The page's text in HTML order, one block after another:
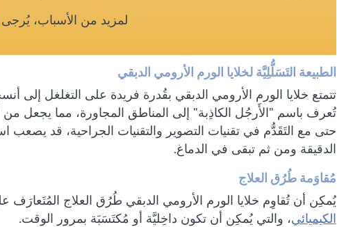
لمزيد من الأسباب، يُرجى
الطبيعة التَسَلُّلِيَّة لخلايا الورم الأرومي الدبقي
تتمتع خلايا الورم الأرومي الدبقي بقُدرة فريدة على التغلغل إلى
تُعرف باسم "الأَرجُل الكاذِبة" إلى المناطق المجاورة، مما يجعل من
حتى مع التَقَدُّم في تقنيات التصوير والتقنيات الجراحية، قد يصعب
الدقيقة ومن ثم تبقى في الدماغ.
مُقاوَمة طُرُق العلاج
يُمكِن أن تُقاوِم خلايا الورم الأرومي الدبقي طُرُق العلاج المُتَعارَف
الكيميائي، والتي يُمكِن أن تكون داخِليَّة أو مُكتَسَبَة بمرور الوقت.